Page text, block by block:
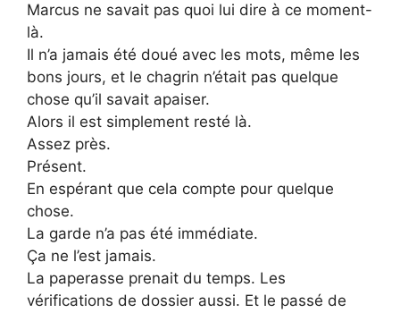
Marcus ne savait pas quoi lui dire à ce moment-
là.
Il n’a jamais été doué avec les mots, même les
bons jours, et le chagrin n’était pas quelque
chose qu’il savait apaiser.
Alors il est simplement resté là.
Assez près.
Présent.
En espérant que cela compte pour quelque
chose.
La garde n’a pas été immédiate.
Ça ne l’est jamais.
La paperasse prenait du temps. Les
vérifications de dossier aussi. Et le passé de